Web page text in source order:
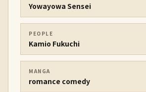
Yowayowa Sensei
PEOPLE
Kamio Fukuchi
MANGA
romance comedy